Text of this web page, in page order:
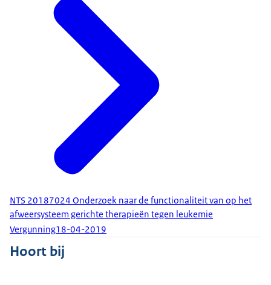
NTS 20187024 Onderzoek naar de functionaliteit van op het
afweersysteem gerichte therapieën tegen leukemie
Vergunning18-04-2019
Hoort bij